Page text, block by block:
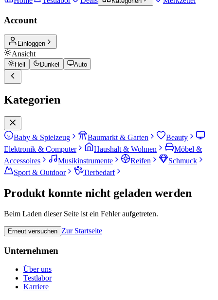
Account
Einloggen
Ansicht
Hell Dunkel Auto
Kategorien
Baby & Spielzeug Baumarkt & Garten
Beauty
Elektronik & Computer
Haushalt & Wohnen
Möbel &
Accessoires
Musikinstrumente Reifen
Schmuck
Sport & Outdoor
Tierbedarf
Produkt konnte nicht geladen werden
Beim Laden dieser Seite ist ein Fehler aufgetreten.
Erneut versuchen Zur Startseite
Unternehmen
Über uns
Testlabor
Karriere